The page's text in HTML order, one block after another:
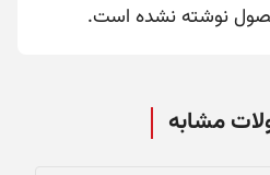
نوشته نشده است.
مشابه